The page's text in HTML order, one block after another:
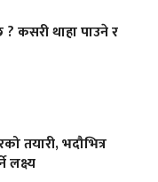
कसरी थाहा पाउने र
तयारी, भदौभित्र
लक्ष्य